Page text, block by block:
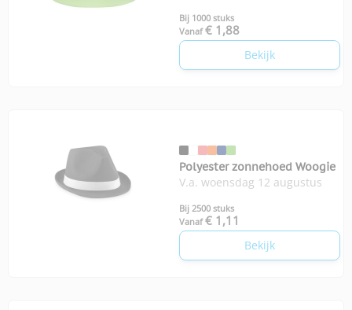
Bij 1000 stuks
Vanaf € 1,88
Bekijk
Polyester zonnehoed Woogie
V.a. woensdag 12 augustus
Bij 2500 stuks
Vanaf € 1,11
Bekijk